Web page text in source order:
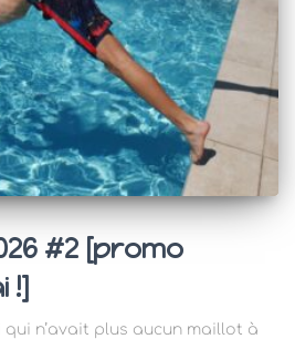
#2 [promo
!]
n’avait plus aucun maillot à